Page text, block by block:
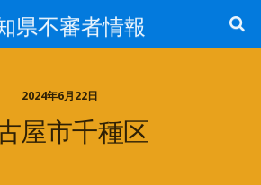
県不審者情報
2024年6月22日
屋市千種区